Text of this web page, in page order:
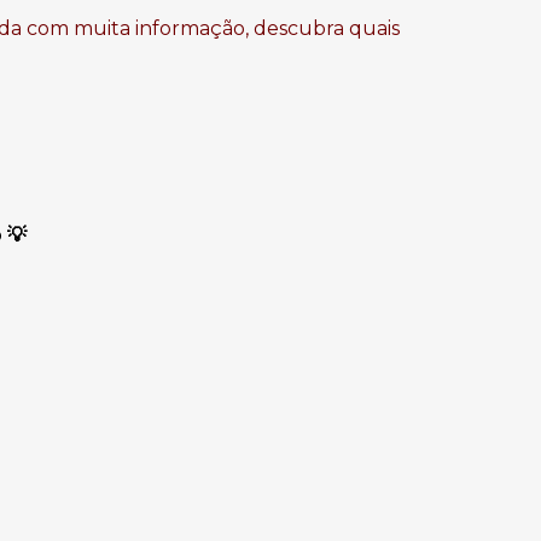
com muita informação, descubra quais
💡